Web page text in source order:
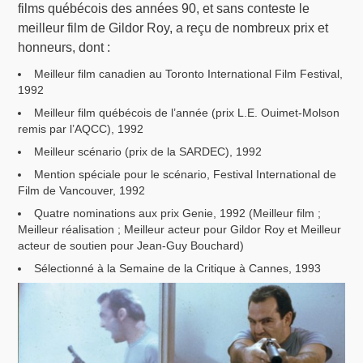
films québécois des années 90, et sans conteste le
meilleur film de Gildor Roy, a reçu de nombreux prix et
honneurs, dont :
Meilleur film canadien au Toronto International Film Festival,
1992
Meilleur film québécois de l’année (prix L.E. Ouimet-Molson
remis par l’AQCC), 1992
Meilleur scénario (prix de la SARDEC), 1992
Mention spéciale pour le scénario, Festival International de
Film de Vancouver, 1992
Quatre nominations aux prix Genie, 1992 (Meilleur film ;
Meilleur réalisation ; Meilleur acteur pour Gildor Roy et Meilleur
acteur de soutien pour Jean-Guy Bouchard)
Sélectionné à la Semaine de la Critique à Cannes, 1993